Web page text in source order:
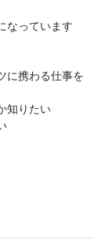
なっています
に携わる仕事を
知りたい